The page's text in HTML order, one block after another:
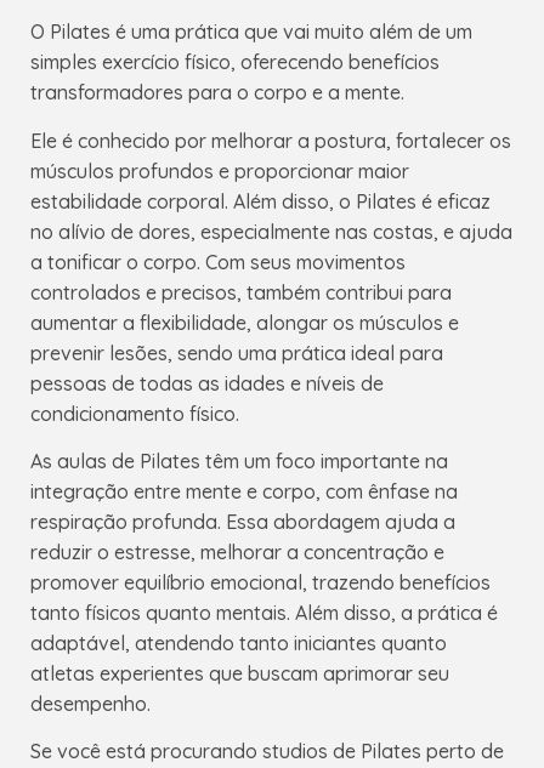
O Pilates é uma prática que vai muito além de um
simples exercício físico, oferecendo benefícios
transformadores para o corpo e a mente.
Ele é conhecido por melhorar a postura, fortalecer os
músculos profundos e proporcionar maior
estabilidade corporal. Além disso, o Pilates é eficaz
no alívio de dores, especialmente nas costas, e ajuda
a tonificar o corpo. Com seus movimentos
controlados e precisos, também contribui para
aumentar a flexibilidade, alongar os músculos e
prevenir lesões, sendo uma prática ideal para
pessoas de todas as idades e níveis de
condicionamento físico.
As aulas de Pilates têm um foco importante na
integração entre mente e corpo, com ênfase na
respiração profunda. Essa abordagem ajuda a
reduzir o estresse, melhorar a concentração e
promover equilíbrio emocional, trazendo benefícios
tanto físicos quanto mentais. Além disso, a prática é
adaptável, atendendo tanto iniciantes quanto
atletas experientes que buscam aprimorar seu
desempenho.
Se você está procurando studios de Pilates perto de